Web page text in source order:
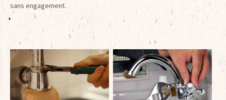
sans engagement.